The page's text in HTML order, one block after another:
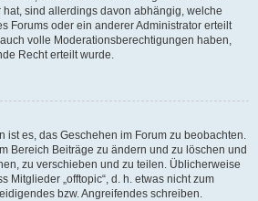
hat, sind allerdings davon abhängig, welche
Forums oder ein anderer Administrator erteilt
volle Moderationsberechtigungen haben,
Recht erteilt wurde.
ist es, das Geschehen im Forum zu beobachten.
Bereich Beiträge zu ändern und zu löschen und
zu verschieben und zu teilen. Üblicherweise
Mitglieder „offtopic“, d. h. etwas nicht zum
bzw. Angreifendes schreiben.